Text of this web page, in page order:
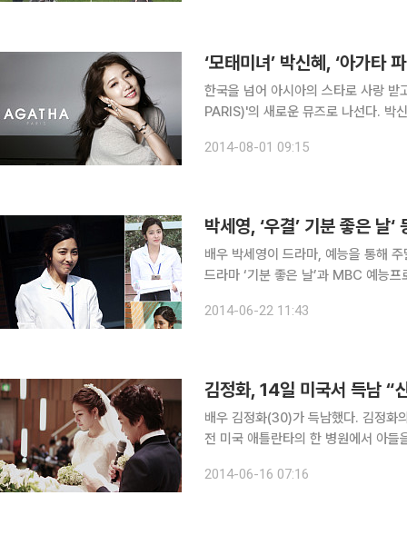
‘모태미녀’ 박신혜, ‘아가타
한국을 넘어 아시아의 스타로 사랑
PARIS)'의 새로운 뮤즈로 나선다. 박신혜 소속사 S.A.L.T.엔터테인먼트는 1일 1030 여성의 워너비
다고 밝혔다. 박신혜의 뮤즈 발탁과
2014-08-01 09:15
박세영, ‘우결’ 기분 좋은 날
배우 박세영이 드라마, 예능을 통해 주말 오
드라마 ‘기분 좋은 날’과 MBC 예능
커플로 출연해 순도 100%의 매력을
2014-06-22 11:43
김정화, 14일 미국서 득남 “
배우 김정화(30)가 득남했다. 김정화의 소속사 S.A.L.T.엔터테인먼트에 따르면 김정화는 14일 오
전 미국 애틀란타의 한 병원에서 아들을 출산했다. 산모와 아이는 모두 건
전도사 유은성과 결혼했다. 이들 부부
2014-06-16 07:16